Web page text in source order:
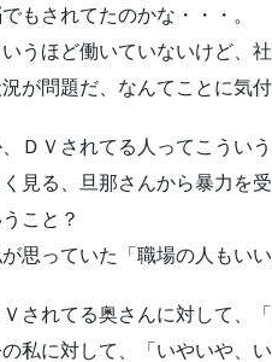
もされてたのかな・・・。
うほど働いていないけど、
が問題だ、なんてことに気
ＤＶされてる人ってこういう
く見る、旦那さんから暴力を
こと？
思っていた「職場の人もい
されてる奥さんに対して、
私に対して、「いやいや、